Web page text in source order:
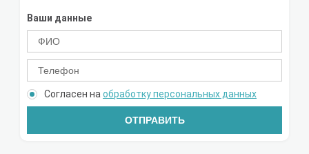
Ваши данные
Согласен на обработку персональных данных
ОТПРАВИТЬ